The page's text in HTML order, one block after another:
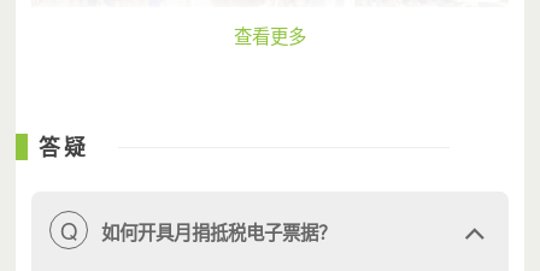
查看更多
答疑
Q 如何开具月捐抵税电子票据？